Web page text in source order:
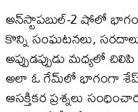
అన్​స్టాపబుల్-2 షోలో
కొన్ని సంఘటనలు,
అప్పుడప్పుడు మధ్యలో
అలా ఓ గేమ్‌లో భాగంగా శేష్‌,
ఆసక్తికర ప్రశ్నలు